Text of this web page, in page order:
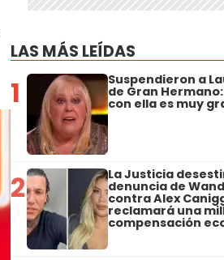
LAS MÁS LEÍDAS
1 Suspendieron a
de Gran
con ella es muy
2 La Justicia
denuncia de
contra Alex
reclamará una
compensación